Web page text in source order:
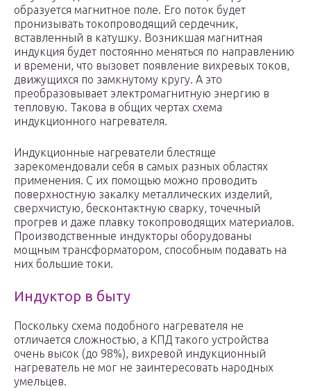
образуется магнитное поле. Его поток будет
пронизывать токопроводящий сердечник,
вставленный в катушку. Возникшая магнитная
индукция будет постоянно меняться по направлению
и времени, что вызовет появление вихревых токов,
движущихся по замкнутому кругу. А это
преобразовывает электромагнитную энергию в
тепловую. Такова в общих чертах схема
индукционного нагревателя.
Индукционные нагреватели блестяще
зарекомендовали себя в самых разных областях
применения. С их помощью можно проводить
поверхностную закалку металлических изделий,
сверхчистую, бесконтактную сварку, точечный
прогрев и даже плавку токопроводящих материалов.
Производственные индукторы оборудованы
мощным трансформатором, способным подавать на
них большие токи.
Индуктор в быту
Поскольку схема подобного нагревателя не
отличается сложностью, а КПД такого устройства
очень высок (до 98%), вихревой индукционный
нагреватель не мог не заинтересовать народных
умельцев.